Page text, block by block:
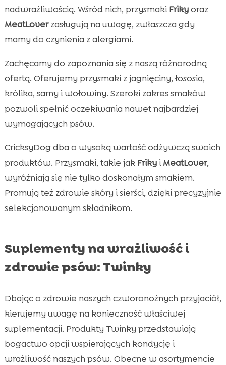
nadwrażliwością. Wśród nich, przysmaki Frikyoraz
MeatLoverzasługują na uwagę, zwłaszcza gdy
mamy do czynienia z alergiami.
Zachęcamy do zapoznania się z naszą różnorodną
ofertą. Oferujemy przysmaki z jagnięciny, łososia,
królika, sarny i wołowiny. Szeroki zakres smaków
pozwoli spełnić oczekiwania nawet najbardziej
wymagających psów.
CricksyDog dba o wysoką wartość odżywczą swoich
produktów. Przysmaki, takie jak Frikyi MeatLover,
wyróżniają się nie tylko doskonałym smakiem.
Promują też zdrowie skóry i sierści, dzięki precyzyjnie
selekcjonowanym składnikom.
Suplementy na wrażliwość i
zdrowie psów: Twinky
Dbając o zdrowie naszych czworonożnych przyjaciół,
kierujemy uwagę na konieczność właściwej
suplementacji. Produkty Twinky przedstawiają
bogactwo opcji wspierających kondycję i
wrażliwość naszych psów. Obecne w asortymencie